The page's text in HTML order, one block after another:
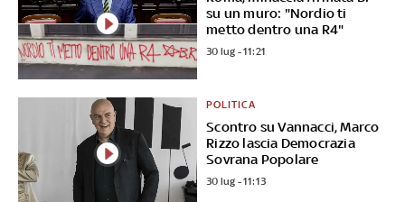
su un muro: "Nordio ti
metto dentro una R4"
30 lug - 11:21
Scontro su Vannacci, Marco
Rizzo lascia Democrazia
Sovrana Popolare
POLITICA
30 lug - 11:13